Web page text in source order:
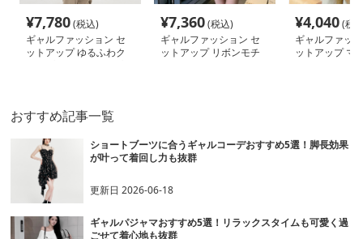
¥7,780(税込)
ギャルファッション セ
ットアップ ゆるふわク
¥7,360(税込)
ギャルファッション セ
ットアップ リボンモチ
¥4,040(税
ギャルファッ
ットアップ マ
おすすめ記事一覧
ショートブーツに合うギャルコーデおすすめ5選！脚長効果
が叶って着回し力も抜群
更新日2026-06-18
ギャルパジャマおすすめ5選！リラックスタイムも可愛く過
ごせて着心地も抜群